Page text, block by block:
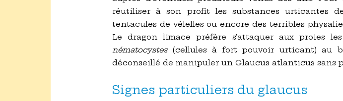
réutiliser à son profit les substances urticantes
tentacules de vélelles ou encore des terribles
Le dragon limace préfère s’attaquer aux proies
nématocystes (cellules à fort pouvoir urticant) au
déconseillé de manipuler un Glaucus atlanticus sans
Signes particuliers du glaucus